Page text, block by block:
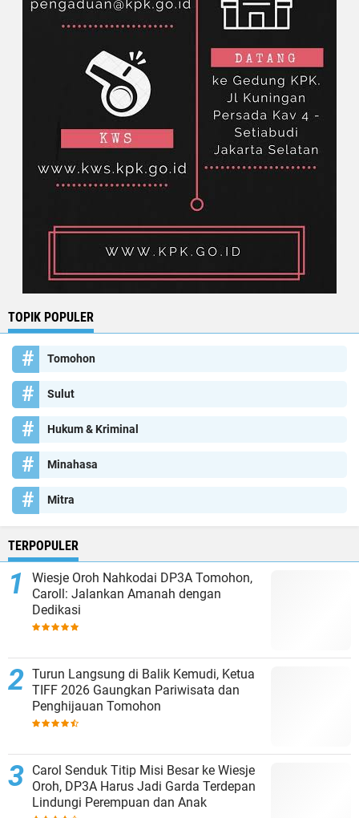
TOPIK POPULER
Tomohon
Sulut
Hukum & Kriminal
Minahasa
Mitra
TERPOPULER
Wiesje Oroh Nahkodai DP3A Tomohon,
Caroll: Jalankan Amanah dengan
Dedikasi
Turun Langsung di Balik Kemudi, Ketua
TIFF 2026 Gaungkan Pariwisata dan
Penghijauan Tomohon
Carol Senduk Titip Misi Besar ke Wiesje
Oroh, DP3A Harus Jadi Garda Terdepan
Lindungi Perempuan dan Anak